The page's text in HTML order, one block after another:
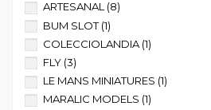
ARTESANAL (8)
BUM SLOT(1)
COLECCIOLANDIA (1)
FLY (3)
LE MANS MINIATURES (1)
MARALIC MODELS (1)